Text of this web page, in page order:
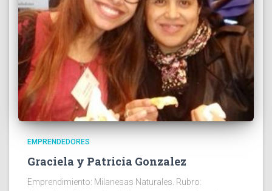
EMPRENDEDORES
Graciela y Patricia Gonzalez
Emprendimiento: Milanesas Naturales. Rubro: